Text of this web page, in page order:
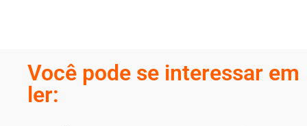
Você pode se interessar em
ler: